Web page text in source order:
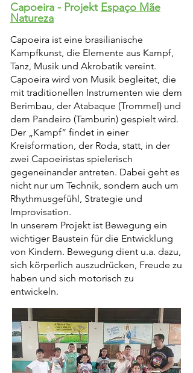
Capoeira - Projekt Espaço Mãe
Natureza
Capoeira ist eine brasilianische
Kampfkunst, die Elemente aus Kampf,
Tanz, Musik und Akrobatik vereint.
Capoeira wird von Musik begleitet, die
mit traditionellen Instrumenten wie dem
Berimbau, der Atabaque (Trommel) und
dem Pandeiro (Tamburin) gespielt wird.
Der „Kampf“ findet in einer
Kreisformation, der Roda, statt, in der
zwei Capoeiristas spielerisch
gegeneinander antreten. Dabei geht es
nicht nur um Technik, sondern auch um
Rhythmusgefühl, Strategie und
Improvisation.
In unserem Projekt ist Bewegung ein
wichtiger Baustein für die Entwicklung
von Kindern. Bewegung dient u.a. dazu,
sich körperlich auszudrücken, Freude zu
haben und sich motorisch zu
entwickeln.